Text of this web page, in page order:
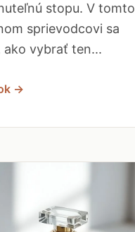
stopu. V tomto
sprievodcovi sa
ako vybrať ten...
→